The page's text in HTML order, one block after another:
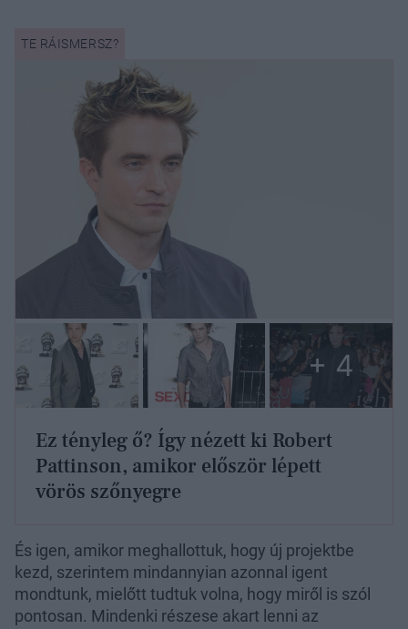
Ez tényleg ő? Így nézett ki Robert
Pattinson, amikor először lépett
vörös szőnyegre
+ 4
És igen, amikor meghallottuk, hogy új projektbe
kezd, szerintem mindannyian azonnal igent
mondtunk, mielőtt tudtuk volna, hogy miről is szól
pontosan. Mindenki részese akart lenni az